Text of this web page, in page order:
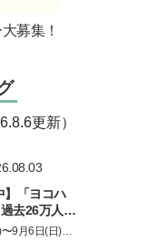
募集！
更新）
】「ヨコハ
去26万人を
9年ぶりに
9月6日(日)、